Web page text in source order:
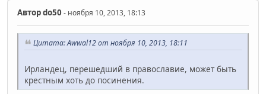
Авторdo50 - ноября 10, 2013, 18:13
Цитата: Awwal12 от ноября 10, 2013, 18:11
Ирландец, перешедший в православие, может быть
крестным хоть до посинения.